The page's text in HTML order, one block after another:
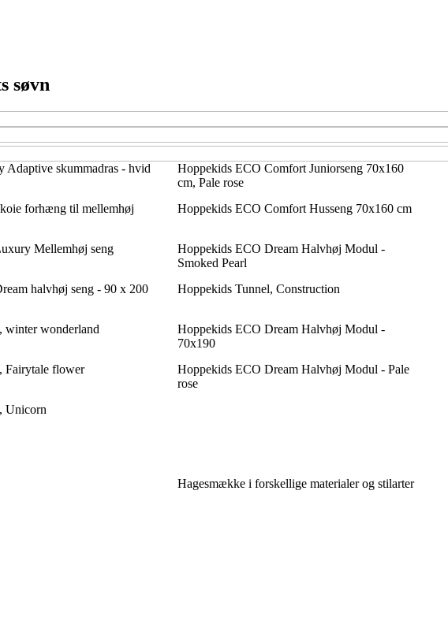
søvn
skummadras - hvid
Hoppekids ECO Comfort Juniorseng 70x160
cm, Pale rose
forhæng til mellemhøj
Hoppekids ECO Comfort Husseng 70x160 cm
Mellemhøj seng
Hoppekids ECO Dream Halvhøj Modul -
Smoked Pearl
halvhøj seng - 90 x 200
Hoppekids Tunnel, Construction
winter wonderland
Hoppekids ECO Dream Halvhøj Modul -
70x190
Fairytale flower
Hoppekids ECO Dream Halvhøj Modul - Pale
rose
Unicorn
Hagesmække i forskellige materialer og stilarter